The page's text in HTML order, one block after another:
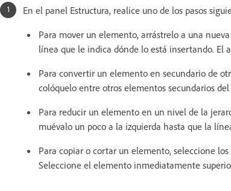
En el panel Estructura, realice uno de los pasos
Para mover un elemento, arrástrelo a una
línea que le indica dónde lo está insertando. El
Para convertir un elemento en secundario de
colóquelo entre otros elementos secundarios
Para reducir un elemento en un nivel de la
muévalo un poco a la izquierda hasta que la
Para copiar o cortar un elemento, seleccione
Seleccione el elemento inmediatamente